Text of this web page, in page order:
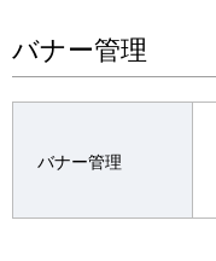
バナー管理
バナー管理